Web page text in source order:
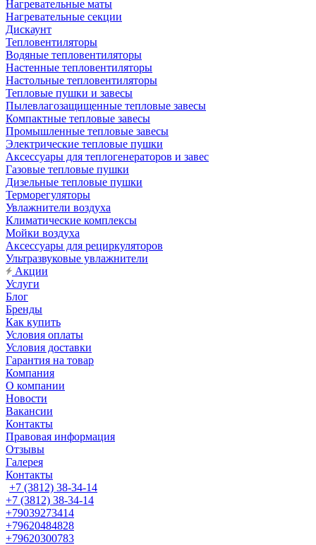
Нагревательные маты
Нагревательные секции
Дискаунт
Тепловентиляторы
Водяные тепловентиляторы
Настенные тепловентиляторы
Настольные тепловентиляторы
Тепловые пушки и завесы
Пылевлагозащищенные тепловые завесы
Компактные тепловые завесы
Промышленные тепловые завесы
Электрические тепловые пушки
Аксессуары для теплогенераторов и завес
Газовые тепловые пушки
Дизельные тепловые пушки
Терморегуляторы
Увлажнители воздуха
Климатические комплексы
Мойки воздуха
Аксессуары для рециркуляторов
Ультразвуковые увлажнители
Акции
Услуги
Блог
Бренды
Как купить
Условия оплаты
Условия доставки
Гарантия на товар
Компания
О компании
Новости
Вакансии
Контакты
Правовая информация
Отзывы
Галерея
Контакты
+7 (3812) 38-34-14
+7 (3812) 38-34-14
+79039273414
+79620484828
+79620300783